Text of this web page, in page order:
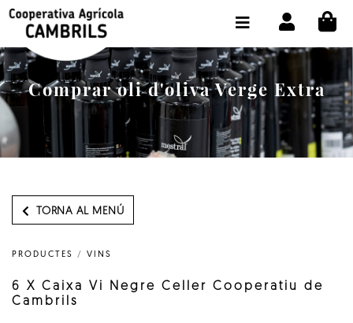
Comprar oli d'oliva Verge Extra
TORNA AL MENÚ
PRODUCTES / VINS
6 X Caixa Vi Negre Celler Cooperatiu de
Cambrils
BOTIGA COMPRA ONLINE
LA COOPERATIVA
OLEOTOUR
PRODUCTES
EL NOSTRE OLI
SELECCIONAR IDIOMA: CAT